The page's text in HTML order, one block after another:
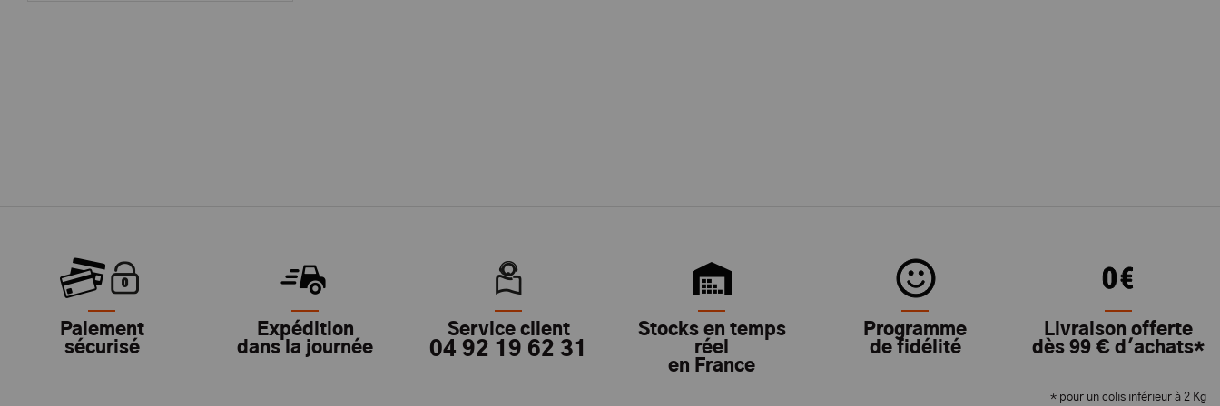
Paiement
sécurisé
Expédition
dans la journée
Service client
04 92 19 62 31
Stocks en temps
réel
en France
Programme
de fidélité
Livraison offerte
dès 99 € d'achats*
* pour un colis inférieur à 2 Kg